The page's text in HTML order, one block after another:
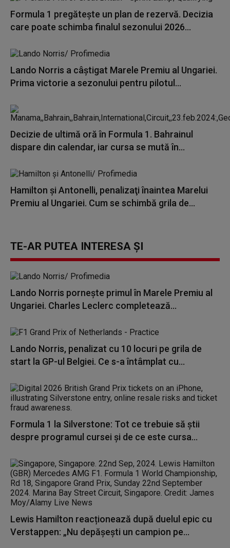
Formula 1 pregătește un plan de rezervă. Decizia
care poate schimba finalul sezonului 2026...
Lando Norris a câştigat Marele Premiu al Ungariei.
Prima victorie a sezonului pentru pilotul...
Decizie de ultimă oră în Formula 1. Bahrainul
dispare din calendar, iar cursa se mută în...
Hamilton şi Antonelli, penalizaţi înaintea Marelui
Premiu al Ungariei. Cum se schimbă grila de...
TE-AR PUTEA INTERESA ȘI
Lando Norris pornește primul în Marele Premiu al
Ungariei. Charles Leclerc completează...
Lando Norris, penalizat cu 10 locuri pe grila de
start la GP-ul Belgiei. Ce s-a întâmplat cu...
Formula 1 la Silverstone: Tot ce trebuie să știi
despre programul cursei și de ce este cursa...
Lewis Hamilton reacționează după duelul epic cu
Verstappen: „Nu depășești un campion pe...